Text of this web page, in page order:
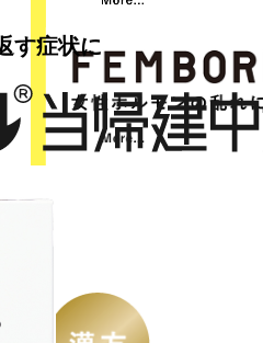
す症状に